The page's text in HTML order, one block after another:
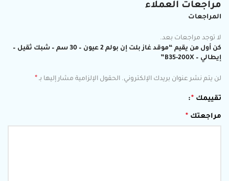
مراجعات العملاء
المراجعات
لا توجد مراجعات بعد.
كن أول من يقيم “موقد غاز بلت إن بولم 2 عيون – 30 سم – شبك ثقيل –
إيطالي – B35-200X”
لن يتم نشر عنوان بريدك الإلكتروني. الحقول الإلزامية مشار إليها بـ *
تقييمك *
مراجعتك *